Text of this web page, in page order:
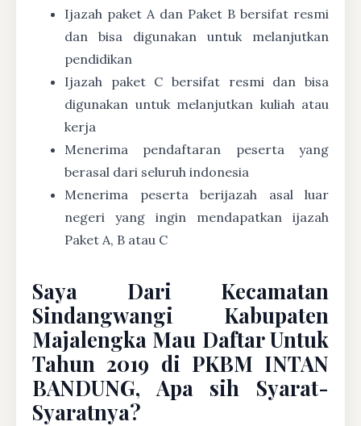
Ijazah paket A dan Paket B bersifat resmi
dan bisa digunakan untuk melanjutkan
pendidikan
Ijazah paket C bersifat resmi dan bisa
digunakan untuk melanjutkan kuliah atau
kerja
Menerima pendaftaran peserta yang
berasal dari seluruh indonesia
Menerima peserta berijazah asal luar
negeri yang ingin mendapatkan ijazah
Paket A, B atau C
Saya Dari Kecamatan
Sindangwangi Kabupaten
Majalengka Mau Daftar Untuk
Tahun 2019 di PKBM INTAN
BANDUNG, Apa sih Syarat-
Syaratnya?